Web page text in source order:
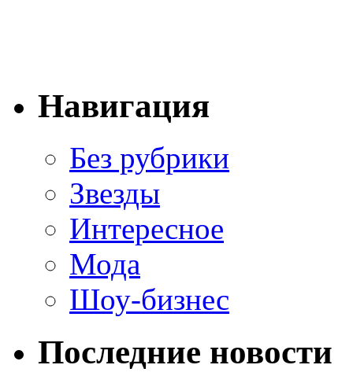
Навигация
Без рубрики
Звезды
Интересное
Мода
Шоу-бизнес
Последние новости